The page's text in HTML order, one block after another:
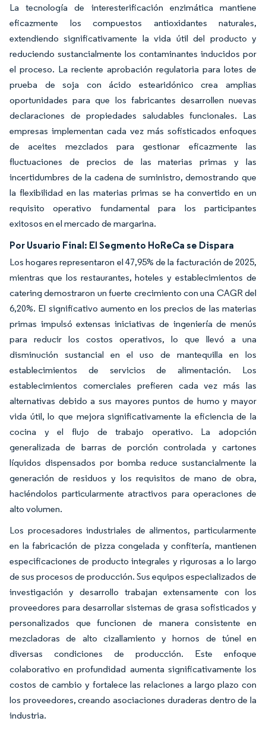
La tecnología de interesterificación enzimática mantiene
eficazmente los compuestos antioxidantes naturales,
extendiendo significativamente la vida útil del producto y
reduciendo sustancialmente los contaminantes inducidos por
el proceso. La reciente aprobación regulatoria para lotes de
prueba de soja con ácido estearidónico crea amplias
oportunidades para que los fabricantes desarrollen nuevas
declaraciones de propiedades saludables funcionales. Las
empresas implementan cada vez más sofisticados enfoques
de aceites mezclados para gestionar eficazmente las
fluctuaciones de precios de las materias primas y las
incertidumbres de la cadena de suministro, demostrando que
la flexibilidad en las materias primas se ha convertido en un
requisito operativo fundamental para los participantes
exitosos en el mercado de margarina.
Por Usuario Final: El Segmento HoReCa se Dispara
Los hogares representaron el 47,95% de la facturación de 2025,
mientras que los restaurantes, hoteles y establecimientos de
catering demostraron un fuerte crecimiento con una CAGR del
6,20%. El significativo aumento en los precios de las materias
primas impulsó extensas iniciativas de ingeniería de menús
para reducir los costos operativos, lo que llevó a una
disminución sustancial en el uso de mantequilla en los
establecimientos de servicios de alimentación. Los
establecimientos comerciales prefieren cada vez más las
alternativas debido a sus mayores puntos de humo y mayor
vida útil, lo que mejora significativamente la eficiencia de la
cocina y el flujo de trabajo operativo. La adopción
generalizada de barras de porción controlada y cartones
líquidos dispensados por bomba reduce sustancialmente la
generación de residuos y los requisitos de mano de obra,
haciéndolos particularmente atractivos para operaciones de
alto volumen.
Los procesadores industriales de alimentos, particularmente
en la fabricación de pizza congelada y confitería, mantienen
especificaciones de producto integrales y rigurosas a lo largo
de sus procesos de producción. Sus equipos especializados de
investigación y desarrollo trabajan extensamente con los
proveedores para desarrollar sistemas de grasa sofisticados y
personalizados que funcionen de manera consistente en
mezcladoras de alto cizallamiento y hornos de túnel en
diversas condiciones de producción. Este enfoque
colaborativo en profundidad aumenta significativamente los
costos de cambio y fortalece las relaciones a largo plazo con
los proveedores, creando asociaciones duraderas dentro de la
industria.